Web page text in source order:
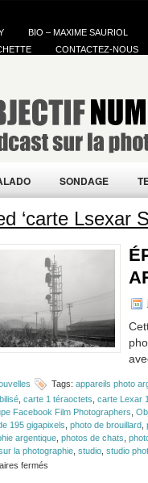
BIO – MAXIME SAURIOL
CONTACTEZ-NOUS
SONDAGE
‘carte Lsexar
Tags: appareils photo
carte 1 téraoctets carte Lexar
Facebook Film Photographers
195 gigapixels photo de brouillard
argentique photos de chats
la photographie studio studio
fermés